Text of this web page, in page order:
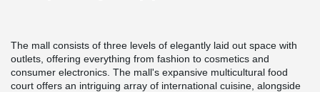
The mall consists of three levels of elegantly laid out space with
outlets, offering everything from fashion to cosmetics and
consumer electronics. The mall's expansive multicultural food
court offers an intriguing array of international cuisine, alongside